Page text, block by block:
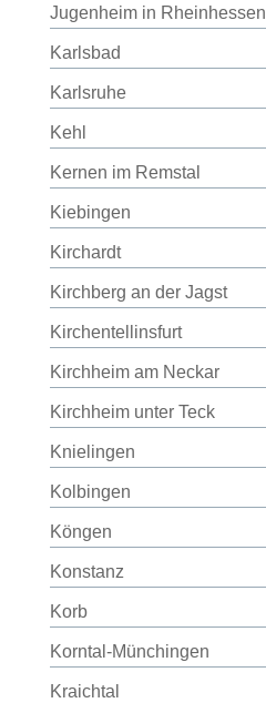
Jugenheim in Rheinhessen
Karlsbad
Karlsruhe
Kehl
Kernen im Remstal
Kiebingen
Kirchardt
Kirchberg an der Jagst
Kirchentellinsfurt
Kirchheim am Neckar
Kirchheim unter Teck
Knielingen
Kolbingen
Köngen
Konstanz
Korb
Korntal-Münchingen
Kraichtal